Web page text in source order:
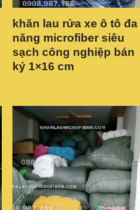
khăn lau rửa xe ô tô đa
năng microfiber siêu
sạch công nghiệp bán
ký 1×16 cm